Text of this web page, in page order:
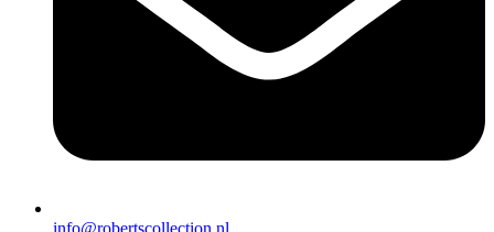
info@robertscollection.nl